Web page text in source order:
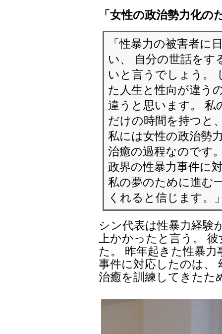
「女性の政治勢力化
「性暴力の被害者に
い、 自分の世話を
いと言うでしょう。
た人生と性向が違う
違うと思います。 私
だけの時間を持つと
私には女性の政治勢
治癒の過程なのです
政界の性暴力事件に
私の夢のために進む
くれると信じます。
シン代表は性暴力経験
上かかったと言う。
た。 昨年起きた性暴
事件に対応したのは、
治癒を訓練してきたた